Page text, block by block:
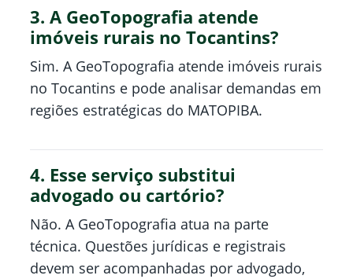
3. A GeoTopografia atende
imóveis rurais no Tocantins?
Sim. A GeoTopografia atende imóveis rurais
no Tocantins e pode analisar demandas em
regiões estratégicas do MATOPIBA.
4. Esse serviço substitui
advogado ou cartório?
Não. A GeoTopografia atua na parte
técnica. Questões jurídicas e registrais
devem ser acompanhadas por advogado,